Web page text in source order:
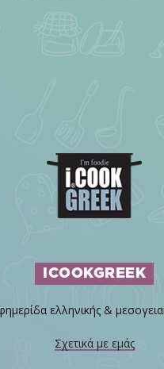
ICOOKGREEK
ελληνικής &
Σχετικά με εμάς